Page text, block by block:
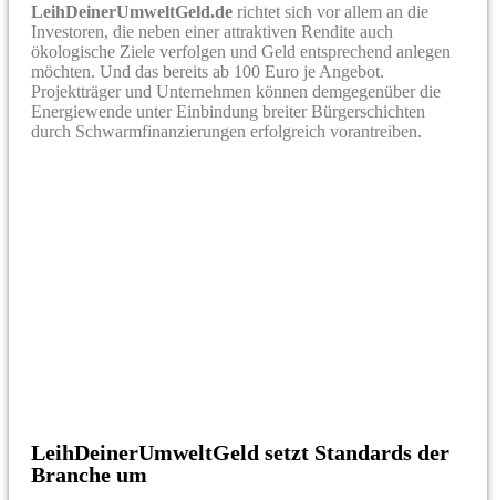
LeihDeinerUmweltGeld.de richtet sich vor allem an die
Investoren, die neben einer attraktiven Rendite auch
ökologische Ziele verfolgen und Geld entsprechend anlegen
möchten. Und das bereits ab 100 Euro je Angebot.
Projektträger und Unternehmen können demgegenüber die
Energiewende unter Einbindung breiter Bürgerschichten
durch Schwarmfinanzierungen erfolgreich vorantreiben.
LeihDeinerUmweltGeld setzt Standards der
Branche um